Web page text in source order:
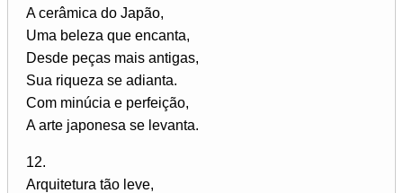
A cerâmica do Japão,
Uma beleza que encanta,
Desde peças mais antigas,
Sua riqueza se adianta.
Com minúcia e perfeição,
A arte japonesa se levanta.
12.
Arquitetura tão leve,